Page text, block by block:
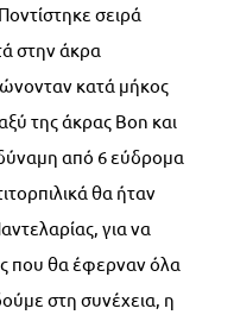
σειρά
στην άκρα
κατά μήκος
της άκρας Bon και
από 6 εύδρομα
θα ήταν
για να
που θα έφερναν όλα
στη συνέχεια, η